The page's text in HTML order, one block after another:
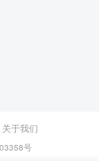
关于我们
号